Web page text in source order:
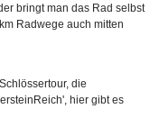
bringt man das Rad selbst
Radwege auch mitten
die
hier gibt es